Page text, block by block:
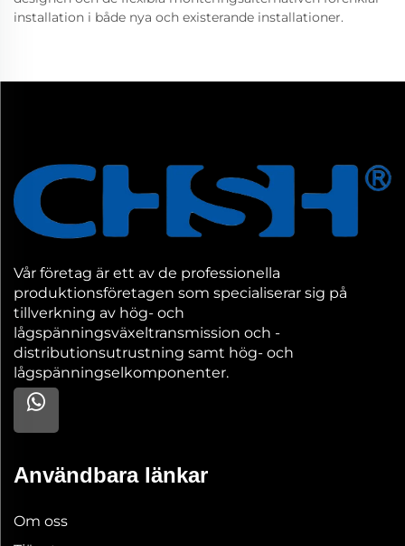
installation i både nya och existerande installationer.
Vår företag är ett av de professionella
produktionsföretagen som specialiserar sig på
tillverkning av hög- och
lågspänningsväxeltransmission och -
distributionsutrustning samt hög- och
lågspänningselkomponenter.
Användbara länkar
Om oss